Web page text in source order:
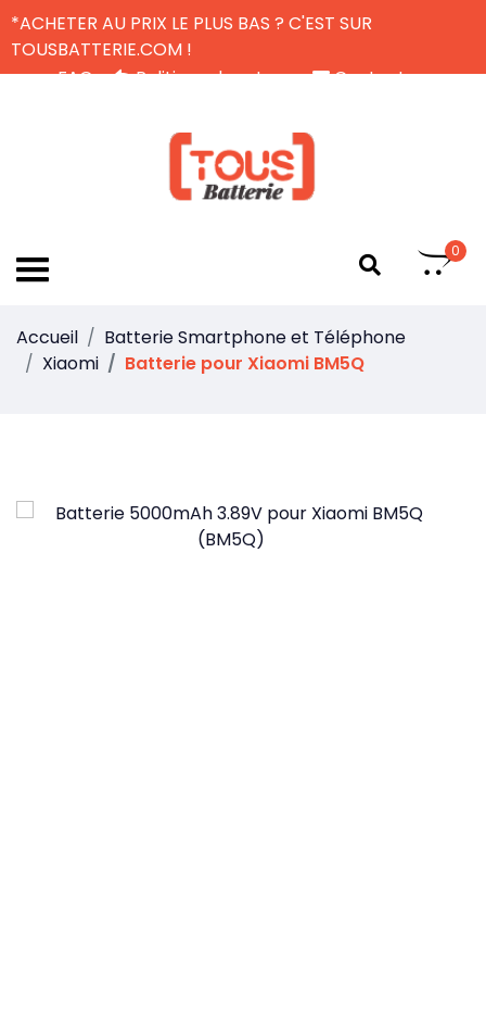
*ACHETER AU PRIX LE PLUS BAS ? C'EST SUR
TOUSBATTERIE.COM !
FAQ
Politique de retour
Contactez-nous
0
Accueil
Batterie Smartphone et Téléphone
Xiaomi
Batterie pour Xiaomi BM5Q